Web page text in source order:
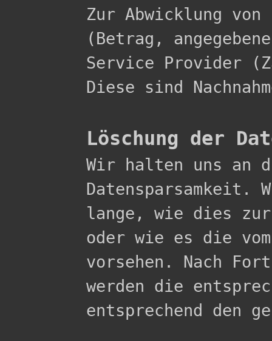
Zur Abwicklung von
(Betrag,
Service Provider
Diese sind
Löschung der
Wir halten uns an
Datensparsamkeit.
lange, wie dies
oder wie es die
vorsehen. Nach
werden die
entsprechend den